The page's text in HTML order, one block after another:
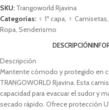
SKU: Trangoworld Rjavina
Categorías: ♀ 1º capa, ♀ Camisetas,
Ropa, Senderismo
DESCRIPCIÓN
Descripción
Mantente cómodo y protegido en
TRANGOWORLD Rjavina. Esta
capacidad para evacuar el sudor y
secado rápido. Ofrece protección